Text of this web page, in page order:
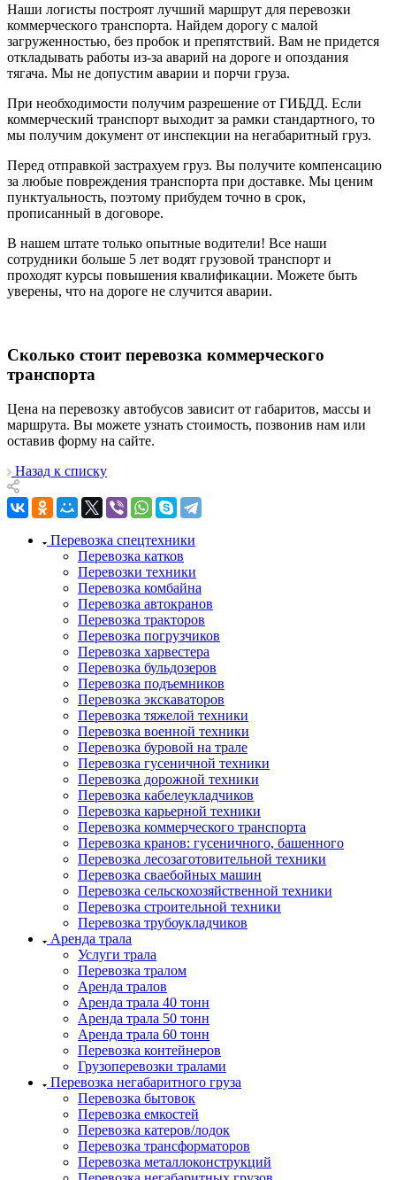
Наши логисты построят лучший маршрут для перевозки
коммерческого транспорта. Найдем дорогу с малой
загруженностью, без пробок и препятствий. Вам не придется
откладывать работы из-за аварий на дороге и опоздания
тягача. Мы не допустим аварии и порчи груза.
При необходимости получим разрешение от ГИБДД. Если
коммерческий транспорт выходит за рамки стандартного, то
мы получим документ от инспекции на негабаритный груз.
Перед отправкой застрахуем груз. Вы получите компенсацию
за любые повреждения транспорта при доставке. Мы ценим
пунктуальность, поэтому прибудем точно в срок,
прописанный в договоре.
В нашем штате только опытные водители! Все наши
сотрудники больше 5 лет водят грузовой транспорт и
проходят курсы повышения квалификации. Можете быть
уверены, что на дороге не случится аварии.
Сколько стоит перевозка коммерческого
транспорта
Цена на перевозку автобусов зависит от габаритов, массы и
маршрута. Вы можете узнать стоимость, позвонив нам или
оставив форму на сайте.
Назад к списку
Перевозка спецтехники
Перевозка катков
Перевозки техники
Перевозка комбайна
Перевозка автокранов
Перевозка тракторов
Перевозка погрузчиков
Перевозка харвестера
Перевозка бульдозеров
Перевозка подъемников
Перевозка экскаваторов
Перевозка тяжелой техники
Перевозка военной техники
Перевозка буровой на трале
Перевозка гусеничной техники
Перевозка дорожной техники
Перевозка кабелеукладчиков
Перевозка карьерной техники
Перевозка коммерческого транспорта
Перевозка кранов: гусеничного, башенного
Перевозка лесозаготовительной техники
Перевозка сваебойных машин
Перевозка сельскохозяйственной техники
Перевозка строительной техники
Перевозка трубоукладчиков
Аренда трала
Услуги трала
Перевозка тралом
Аренда тралов
Аренда трала 40 тонн
Аренда трала 50 тонн
Аренда трала 60 тонн
Перевозка контейнеров
Грузоперевозки тралами
Перевозка негабаритного груза
Перевозка бытовок
Перевозка емкостей
Перевозка катеров/лодок
Перевозка трансформаторов
Перевозка металлоконструкций